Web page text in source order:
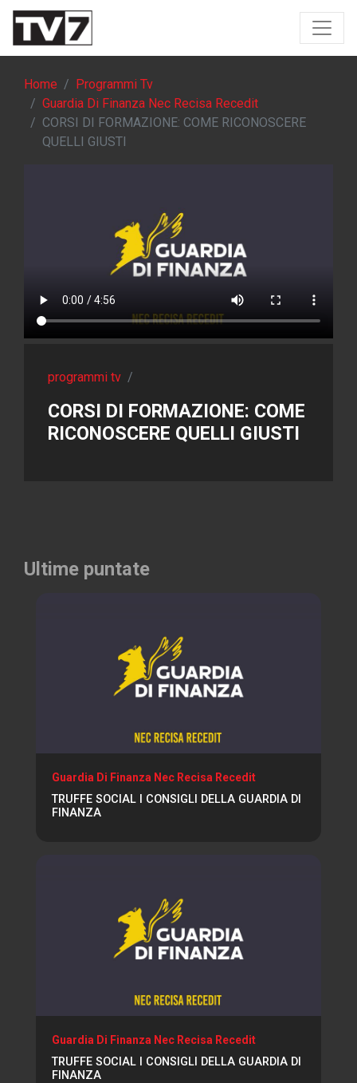
Home
Programmi Tv
Guardia Di Finanza Nec Recisa Recedit
CORSI DI FORMAZIONE: COME RICONOSCERE
QUELLI GIUSTI
programmi tv /
CORSI DI FORMAZIONE: COME
RICONOSCERE QUELLI GIUSTI
Ultime puntate
Guardia Di Finanza Nec Recisa Recedit
TRUFFE SOCIAL I CONSIGLI DELLA GUARDIA DI
FINANZA
Guardia Di Finanza Nec Recisa Recedit
TRUFFE SOCIAL I CONSIGLI DELLA GUARDIA DI
FINANZA